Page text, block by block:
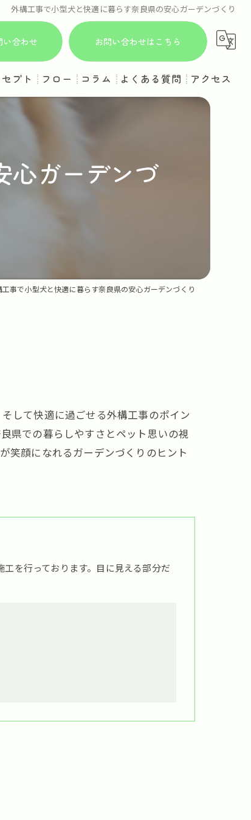
外構工事で小型犬と快適に暮らす奈良県の安心ガーデンづくり
い合わせ お問い合わせはこちら
プト フロー コラム よくある質問 アクセス
心ガーデンづ
工事で小型犬と快適に暮らす奈良県の安心ガーデンづくり
して快適に過ごせる外構工事のポイン
県での暮らしやすさとペット思いの視
笑顔になれるガーデンづくりのヒント
を行っております。目に見える部分だ